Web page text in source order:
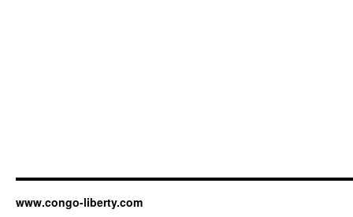
www.congo-liberty.com